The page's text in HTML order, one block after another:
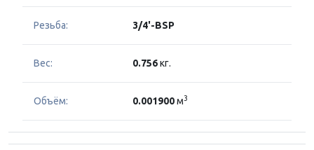
Резьба: 3/4'-BSP
Вес: 0.756кг.
Объём: 0.001900м3